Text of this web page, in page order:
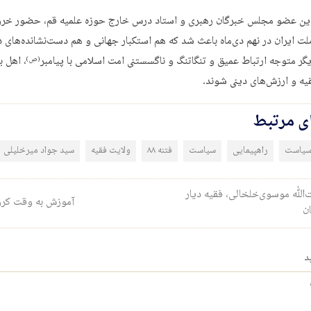
عضو مجلس خبرگان رهبری و استاد درس خارج حوزه علمیه قم، حضور
ایران در نهم دی‌ماه باعث شد که هم استکبار جهانی و هم دست‌نشانده‌های
متوجه ارتباط عمیق و تنگاتنگ و ناگسستنی امت اسلامی با پیامبر(ص)، اهل
و ارزش‌های دینی شوند.
مرتبط
سیاست راهپیمایی سیاست فتنه ۸۸ ولایت فقیه سید جواد میرخلیلی
نوشته
موسوی‌خلخالی، فقیه دیار
آموزش به وقت